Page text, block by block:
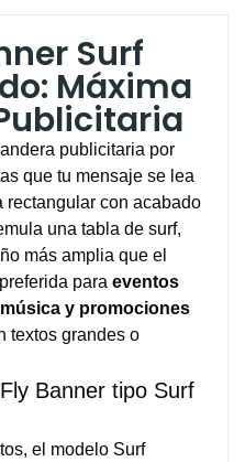
Surf
Máxima
publicitaria por
que tu mensaje se lea
rectangular con acabado
una tabla de surf,
más amplia que el
para eventos
y promociones
textos grandes o
Banner tipo Surf
el modelo Surf